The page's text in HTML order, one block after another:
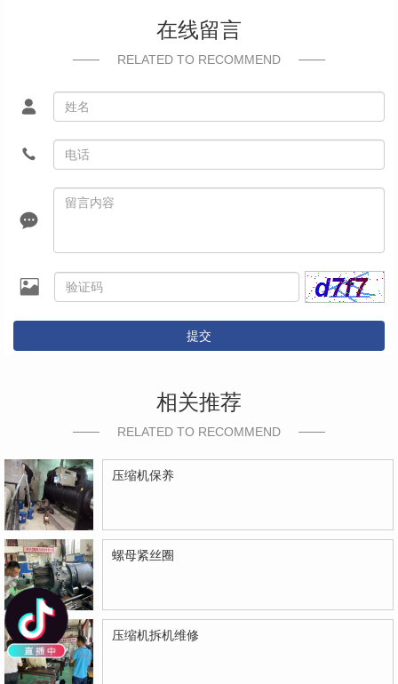
在线留言
RELATED TO RECOMMEND
提交
相关推荐
RELATED TO RECOMMEND
压缩机保养
螺母紧丝圈
压缩机拆机维修